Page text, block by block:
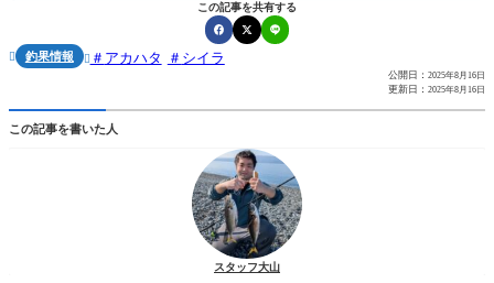
この記事を共有する
 釣果情報  アカハタ シイラ
公開日： 2025年8月16日
更新日： 2025年8月16日
この記事を書いた人
スタッフ大山